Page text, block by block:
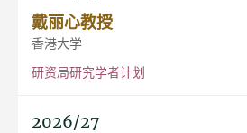
戴丽心教授
香港大学
研资局研究学者计划
2026/27